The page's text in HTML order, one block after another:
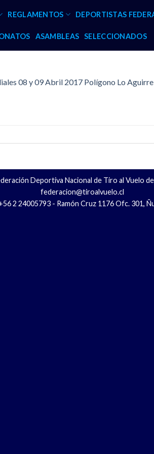
REGLAMENTOS DEPORTISTAS
ASAMBLEAS SELECCIONADOS
08 y 09 Abril 2017 Polígono Lo Aguirre
Deportiva Nacional de Tiro al Vuelo
federacion@tiroalvuelo.cl
2 24005793 - Ramón Cruz 1176 Ofc. 301,